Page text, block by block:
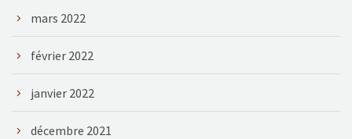
mars 2022
février 2022
janvier 2022
décembre 2021